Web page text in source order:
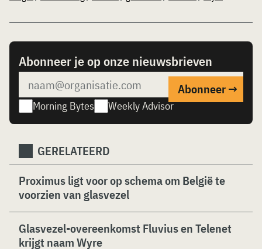
Abonneer je op onze nieuwsbrieven
Morning Bytes Weekly Advisor
GERELATEERD
Proximus ligt voor op schema om België te
voorzien van glasvezel
Glasvezel-overeenkomst Fluvius en Telenet
krijgt naam Wyre